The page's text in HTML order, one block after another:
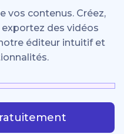
vos contenus. Créez,
des vidéos
éditeur intuitif et